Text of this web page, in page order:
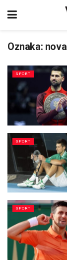
Oznaka:
SPORT
SPORT
SPORT